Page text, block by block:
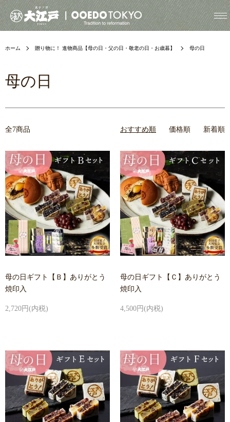
ホーム 贈り物に！ 進物商品【母の日・父の日・敬老の日・お歳暮】 母の日
母の日
全7商品 おすすめ順 価格順 新着順
母の日ギフト【Ｂ】ありがとう
焼印入
2,720円(内税)
母の日ギフト【Ｃ】ありがとう
焼印入
4,500円(内税)